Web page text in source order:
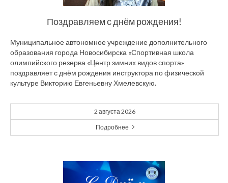
Поздравляем с днём рождения!
Муниципальное автономное учреждение дополнительного
образования города Новосибирска «Спортивная школа
олимпийского резерва «Центр зимних видов спорта»
поздравляет с днём рождения инструктора по физической
культуре Викторию Евгеньевну Хмелевскую.
2 августа 2026
Подробнее